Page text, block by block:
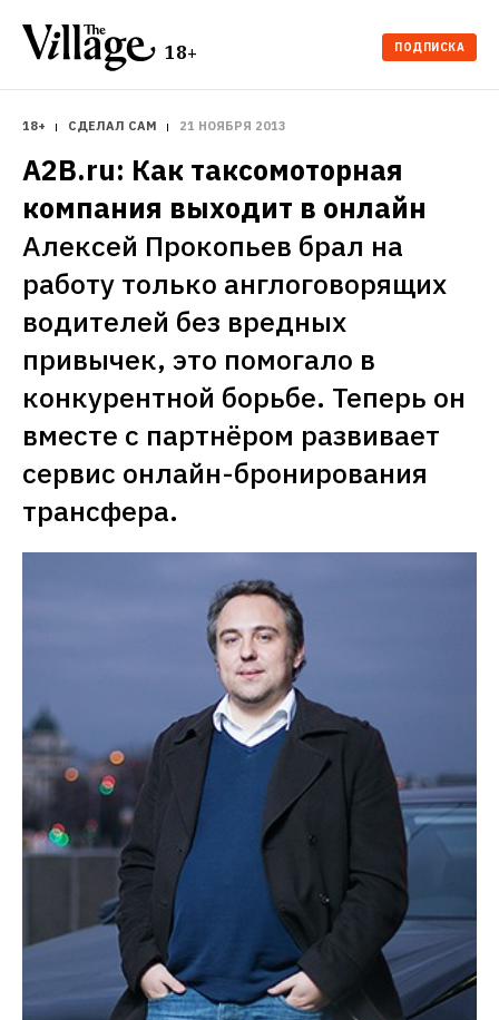
18+ ПОДПИСКА
18+ СДЕЛАЛ САМ 21 НОЯБРЯ 2013
A2B.ru: Как таксомоторная
компания выходит в онлайн
Алексей Прокопьев брал на
работу только англоговорящих
водителей без вредных
привычек, это помогало в
конкурентной борьбе. Теперь он
вместе с партнёром развивает
сервис онлайн-бронирования
трансфера.